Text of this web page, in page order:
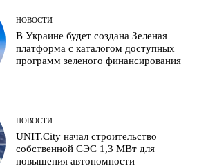
НОВОСТИ
В Украине будет создана Зеленая
платформа с каталогом доступных
программ зеленого финансирования
НОВОСТИ
UNIT.City начал строительство
собственной СЭС 1,3 МВт для
повышения автономности